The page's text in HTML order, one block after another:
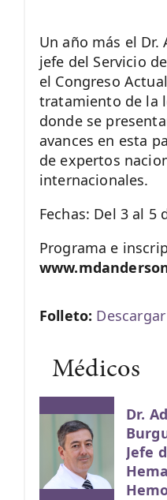
Un año más el Dr.
jefe del Servicio
el Congreso
tratamiento de la
donde se
avances en esta
de expertos
internacionales.
Fechas: Del 3 al 5
Programa e
Folleto:
Médicos
Dr.
Jefe